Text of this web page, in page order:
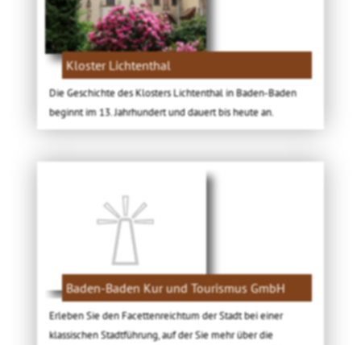
Kloster Lichtenthal
Die Geschichte des Klosters Lichtenthal in Baden-Baden
beginnt im 13. Jahrhundert und dauert bis heute an.
Baden-Baden Kur und Tourismus GmbH
Erleben Sie den Facettenreichtum der Stadt bei einer
klassischen Stadtführung, auf der Sie mehr über die